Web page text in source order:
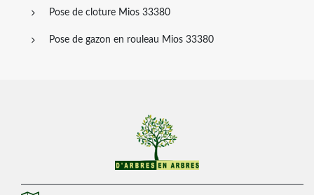
Pose de cloture Mios 33380
Pose de gazon en rouleau Mios 33380